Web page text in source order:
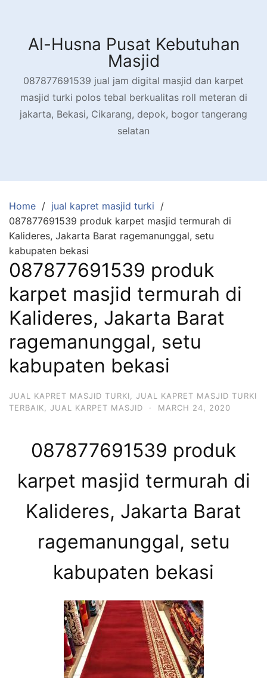
contentAl-Husna Pusat Kebutuhan
Masjid
087877691539 jual jam digital masjid dan karpet
masjid turki polos tebal berkualitas roll meteran di
jakarta, Bekasi, Cikarang, depok, bogor tangerang
selatan
Home
jual kapret masjid turki
087877691539 produk karpet masjid termurah di
Kalideres, Jakarta Barat ragemanunggal, setu
kabupaten bekasi
087877691539 produk
karpet masjid termurah di
Kalideres, Jakarta Barat
ragemanunggal, setu
kabupaten bekasi
JUAL KAPRET MASJID TURKI
JUAL KAPRET MASJID TURKI
TERBAIK
JUAL KARPET MASJID · MARCH 24, 2020
087877691539 produk
karpet masjid termurah di
Kalideres, Jakarta Barat
ragemanunggal, setu
kabupaten bekasi